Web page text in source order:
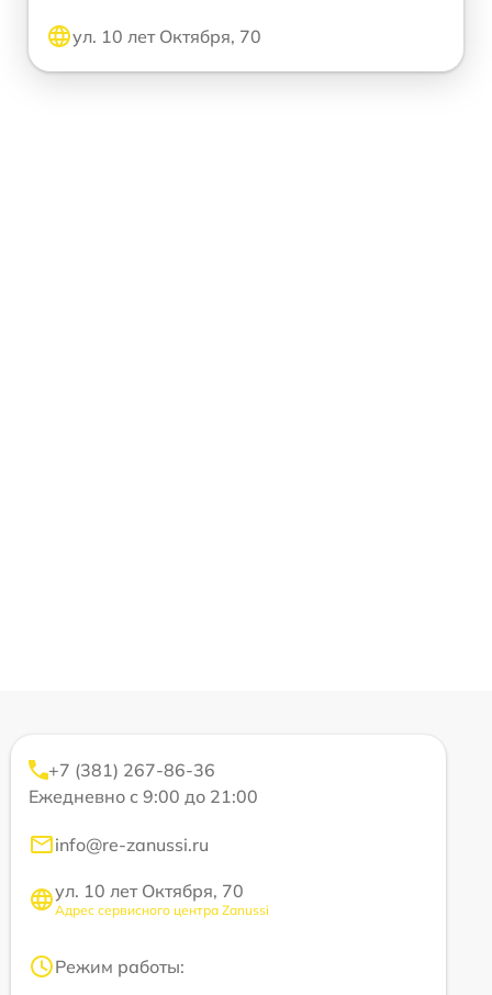
ул. 10 лет Октября, 70
+7 (381) 267-86-36
Ежедневно с 9:00 до 21:00
info@re-zanussi.ru
ул. 10 лет Октября, 70
Адрес сервисного центра Zanussi
Режим работы: